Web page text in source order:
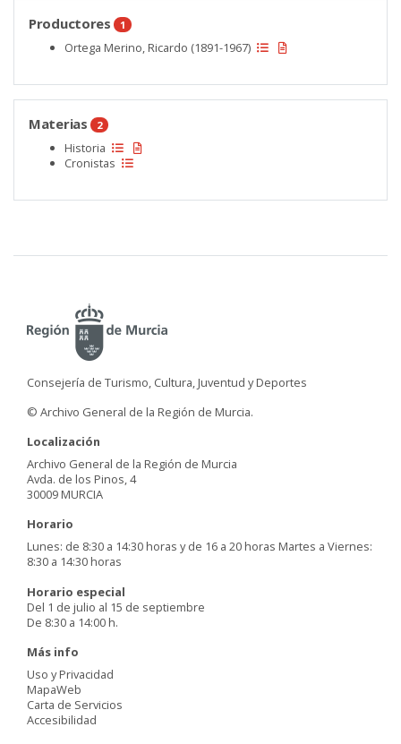
Productores 1
Ortega Merino, Ricardo (1891-1967)
Materias 2
Historia
Cronistas
Consejería de Turismo, Cultura, Juventud y Deportes
© Archivo General de la Región de Murcia.
Localización
Archivo General de la Región de Murcia
Avda. de los Pinos, 4
30009 MURCIA
Horario
Lunes: de 8:30 a 14:30 horas y de 16 a 20 horas Martes a Viernes:
8:30 a 14:30 horas
Horario especial
Del 1 de julio al 15 de septiembre
De 8:30 a 14:00 h.
Más info
Uso y Privacidad
MapaWeb
Carta de Servicios
Accesibilidad